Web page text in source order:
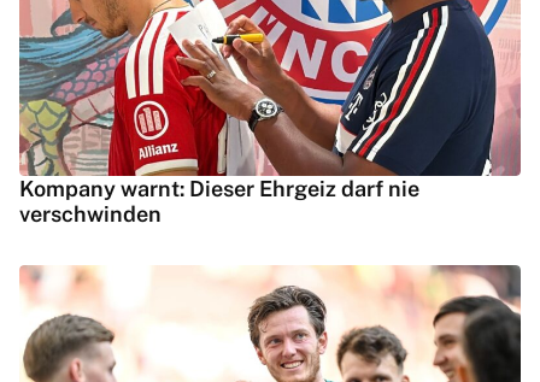
Kompany warnt: Dieser Ehrgeiz darf nie
verschwinden